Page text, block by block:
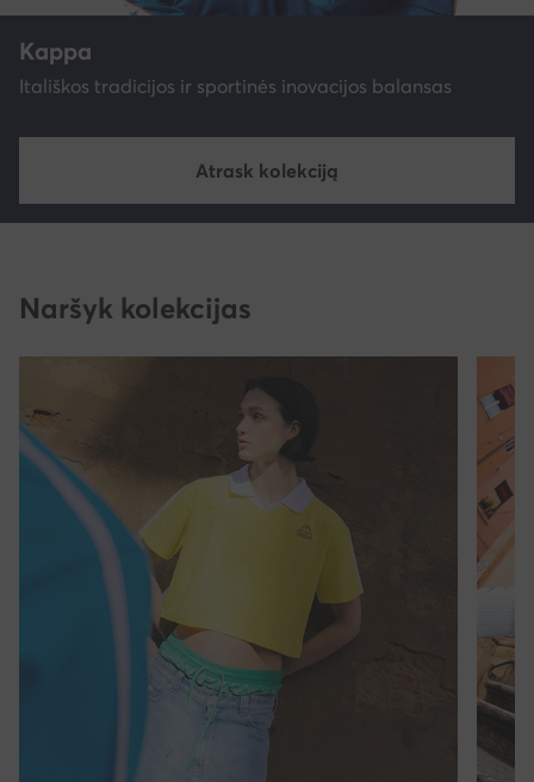
Kappa
Itališkos tradicijos ir sportinės inovacijos balansas
Atrask kolekciją
Naršyk kolekcijas